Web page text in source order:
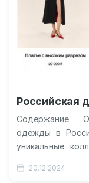
Российская
Содержание
одежды в
уникальные
российских…
20.12.2024